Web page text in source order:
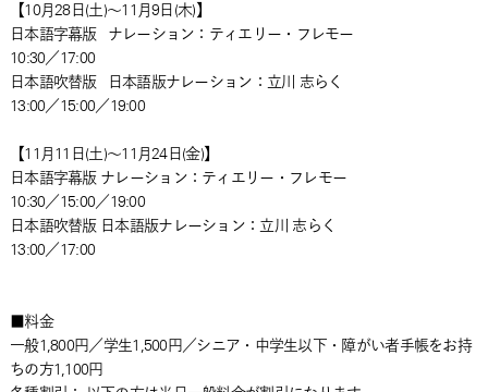
【10月28日(土)～11月9日(木)】
日本語字幕版 ナレーション：ティエリー・フレモー
10:30／17:00
日本語吹替版 日本語版ナレーション：立川 志らく
13:00／15:00／19:00
【11月11日(土)～11月24日(金)】
日本語字幕版 ナレーション：ティエリー・フレモー
10:30／15:00／19:00
日本語吹替版 日本語版ナレーション：立川 志らく
13:00／17:00
■料金
一般1,800円／学生1,500円／シニア・中学生以下・障がい者手帳をお持
ちの方1,100円